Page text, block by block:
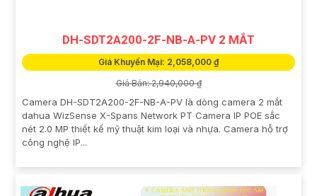
DH-SDT2A200-2F-NB-A-PV 2 MẮT
Giá Khuyến Mại: 2,058,000 ₫
Giá Bán: 2,940,000 ₫
Camera DH-SDT2A200-2F-NB-A-PV là dòng camera 2 mắt
dahua WizSense X-Spans Network PT Camera IP POE sắc
nét 2.0 MP thiết kế mỹ thuật kim loại và nhựa. Camera hỗ trợ
công nghệ IP...